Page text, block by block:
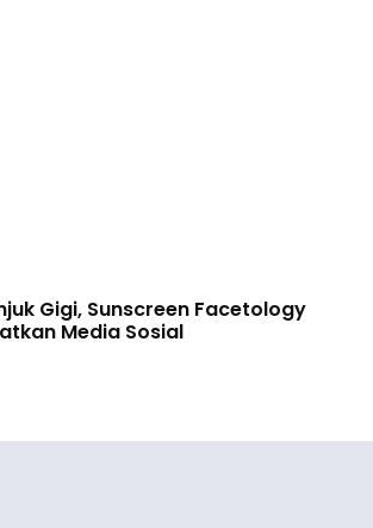
Gigi, Sunscreen Facetology
Media Sosial